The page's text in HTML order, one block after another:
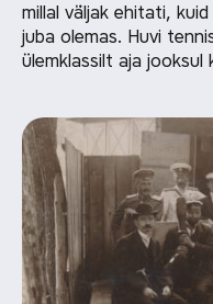
millal väljak ehitati,
juba olemas. Huvi
ülemklassilt aja jooksul